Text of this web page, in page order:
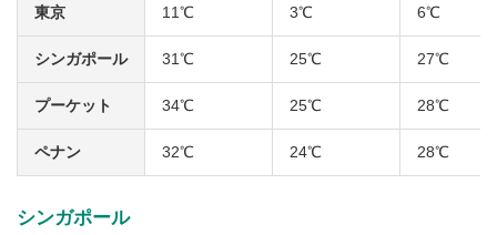
東京 11℃ 3℃ 6℃
シンガポール 31℃ 25℃ 27℃
プーケット 34℃ 25℃ 28℃
ペナン 32℃ 24℃ 28℃
シンガポール